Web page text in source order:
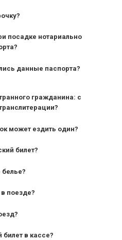
посадке нотариально
данные паспорта?
гражданина: с
может ездить один?
— от 10 лет и
— от 7 лет.
билет?
белье?
поезде?
билет в кассе?